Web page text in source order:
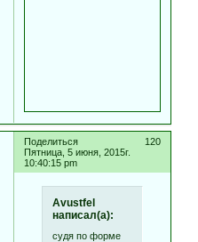
Поделиться
120
Пятница, 5 июня, 2015г.
10:40:15 pm
Avustfel
написал(а):
судя по форме